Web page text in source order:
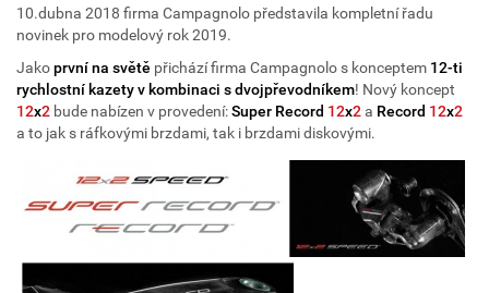
10.dubna 2018 firma Campagnolo představila kompletní řadu
novinek pro modelový rok 2019.
Jakoprvní na světě přichází firma Campagnolo s konceptem 12-ti
rychlostní kazety v kombinaci s dvojpřevodníkem! Nový koncept
12x2 bude nabízen v provedení:Super Record 12x2a Record 12x2
a to jak s ráfkovými brzdami, tak i brzdami diskovými.